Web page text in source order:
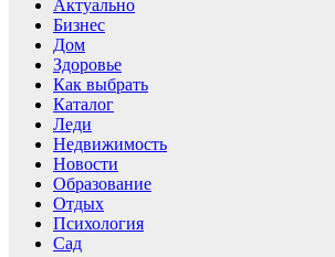
Актуально
Бизнес
Дом
Здоровье
Как выбрать
Каталог
Леди
Недвижимость
Новости
Образование
Отдых
Психология
Сад